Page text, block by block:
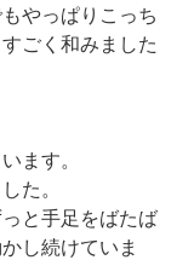
やっぱりこっち
ごく和みました
ます。
た。
と手足をばたば
し続けていま